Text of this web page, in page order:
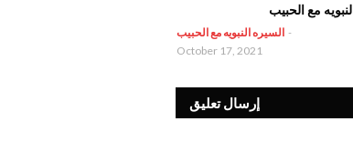
النبويه مع الحبيب
السيره النبويه مع الحبيب -
October 17, 2021
إرسال تعليق